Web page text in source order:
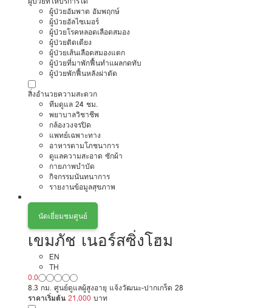
ผู้ป่วยอัมพาต อัมพฤกษ์
ผู้ป่วยอัลไซเมอร์
ผู้ป่วยโรคหลอดเลือดสมอง
ผู้ป่วยติดเตียง
ผู้ป่วยเส้นเลือดสมองแตก
ผู้ป่วยที่มาพักฟื้นทำแผลกดทับ
ผู้ป่วยพักฟื้นหลังผ่าตัด
สิ่งอำนวยความสะดวก
ทีมดูแล 24 ชม.
พยาบาลวิชาชีพ
กล้องวงจรปิด
แพทย์เฉพาะทาง
อาหารตามโภชนาการ
ดูแลความสะอาด ซักผ้า
กายภาพบำบัด
กิจกรรมนันทนาการ
รายงานข้อมูลสุขภาพ
นัดเยี่ยมชมศูนย์
เขมภัช เนอร์สซิ่งโฮม
EN
TH
0.0
8.3 กม. ศูนย์ดูแลผู้สูงอายุ แจ้งวัฒนะ-ปากเกร็ด 28
ราคาเริ่มต้น 21,000 บาท